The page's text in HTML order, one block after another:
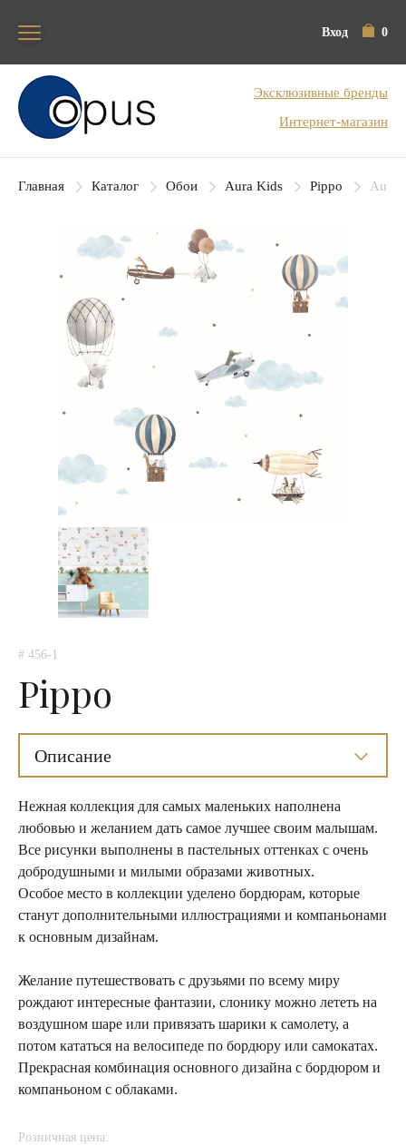
Вход 0
Блок поиска
Эксклюзивные бренды
Интернет-магазин
Главная Каталог Обои Aura Kids Pippo Aura
# 456-1
Pippo
Описание
Нежная коллекция для самых маленьких наполнена
любовью и желанием дать самое лучшее своим малышам.
Все рисунки выполнены в пастельных оттенках с очень
добродушными и милыми образами животных.
Особое место в коллекции уделено бордюрам, которые
станут дополнительными иллюстрациями и компаньонами
к основным дизайнам.
Желание путешествовать с друзьями по всему миру
рождают интересные фантазии, слонику можно лететь на
воздушном шаре или привязать шарики к самолету, а
потом кататься на велосипеде по бордюру или самокатах.
Прекрасная комбинация основного дизайна с бордюром и
компаньоном с облаками.
Розничная цена: